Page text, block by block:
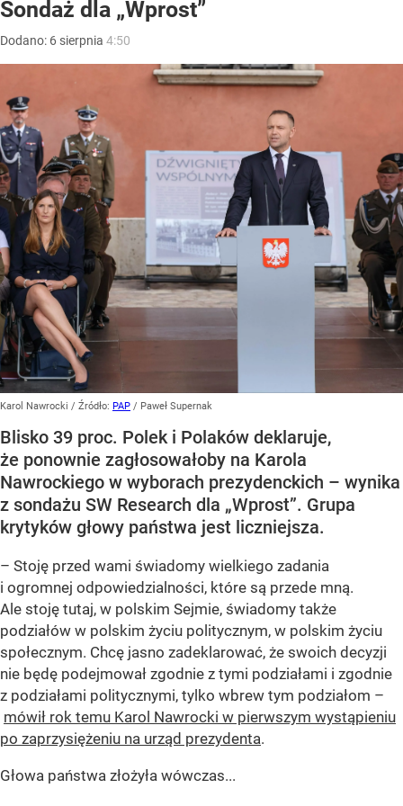
Sondaż dla „Wprost”
Dodano: 6 sierpnia 4:50
Karol Nawrocki / Źródło: PAP / Paweł Supernak
Blisko 39 proc. Polek i Polaków deklaruje,
że ponownie zagłosowałoby na Karola
Nawrockiego w wyborach prezydenckich – wynika
z sondażu SW Research dla „Wprost”. Grupa
krytyków głowy państwa jest liczniejsza.
– Stoję przed wami świadomy wielkiego zadania
i ogromnej odpowiedzialności, które są przede mną.
Ale stoję tutaj, w polskim Sejmie, świadomy także
podziałów w polskim życiu politycznym, w polskim życiu
społecznym. Chcę jasno zadeklarować, że swoich decyzji
nie będę podejmował zgodnie z tymi podziałami i zgodnie
z podziałami politycznymi, tylko wbrew tym podziałom –
mówił rok temu Karol Nawrocki w pierwszym wystąpieniu
po zaprzysiężeniu na urząd prezydenta.
Głowa państwa złożyła wówczas...